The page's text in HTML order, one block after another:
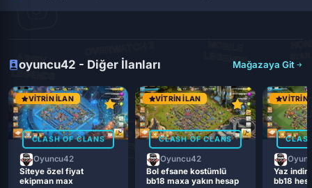
oyuncu42 - Diğer İlanları Mağazaya Git
VITRIN İLAN
CLASH OF CLANS
Oyuncu42
Siteye özel fiyat
ekipman max
VITRIN İLAN
CLASH OF CLANS
Oyuncu42
Bol efsane kostümlü
bb18 maxa yakın hesap
VITRIN
Yaz
bb18